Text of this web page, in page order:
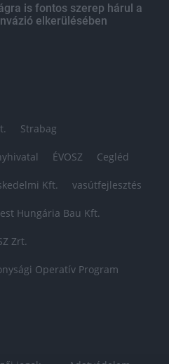
is fontos szerep hárul a
elkerülésében
Strabag
ÉVOSZ Cegléd
Kft. vasútfejlesztés
Hungária Bau Kft.
Zrt.
Operatív Program